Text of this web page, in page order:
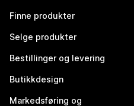
Finne produkter
Selge produkter
Bestillinger og levering
Butikkdesign
Markedsføring og